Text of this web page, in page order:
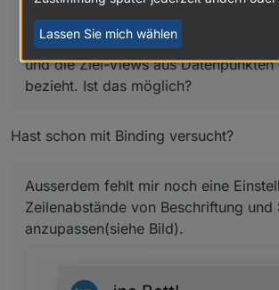
Ich würde gerne eine Liste(Nav)
aber sowohl die Beschriftung als
und die Ziel-Views aus Datenpunkten
bezieht. Ist das möglich?
Hast schon mit Binding versucht?
Ausserdem fehlt mir noch eine
Zeilenabstände von Beschriftung und
anzupassen(siehe Bild).
Lassen Sie mich wählen